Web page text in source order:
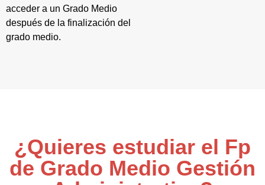
acceder a un Grado Medio
después de la finalización del
grado medio.
¿Quieres estudiar el Fp
de Grado Medio Gestión